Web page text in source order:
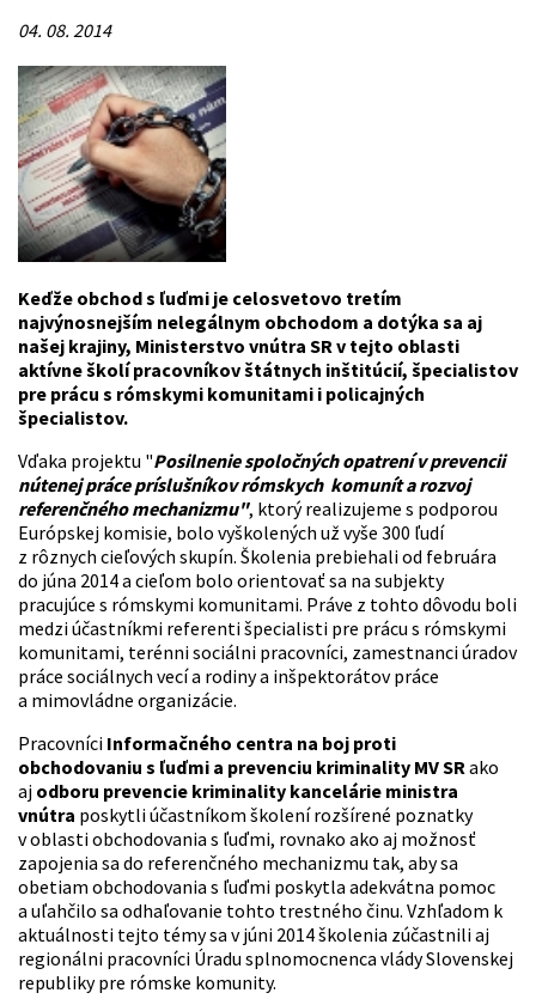
04. 08. 2014
Keďže obchod s ľuďmi je celosvetovo tretím
najvýnosnejším nelegálnym obchodom a dotýka sa aj
našej krajiny, Ministerstvo vnútra SR v tejto oblasti
aktívne školí pracovníkov štátnych inštitúcií, špecialistov
pre prácu s rómskymi komunitami i policajných
špecialistov.
Vďaka projektu "Posilnenie spoločných opatrení v prevencii
nútenej práce príslušníkov rómskych komunít a rozvoj
referenčného mechanizmu", ktorý realizujeme s podporou
Európskej komisie, bolo vyškolených už vyše 300 ľudí
z rôznych cieľových skupín. Školenia prebiehali od februára
do júna 2014 a cieľom bolo orientovať sa na subjekty
pracujúce s rómskymi komunitami. Práve z tohto dôvodu boli
medzi účastníkmi referenti špecialisti pre prácu s rómskymi
komunitami, terénni sociálni pracovníci, zamestnanci úradov
práce sociálnych vecí a rodiny a inšpektorátov práce
a mimovládne organizácie.
Pracovníci Informačného centra na boj proti
obchodovaniu s ľuďmi a prevenciu kriminality MV SRako
aj odboru prevencie kriminality kancelárie ministra
vnútra poskytli účastníkom školení rozšírené poznatky
v oblasti obchodovania s ľuďmi, rovnako ako aj možnosť
zapojenia sa do referenčného mechanizmu tak, aby sa
obetiam obchodovania s ľuďmi poskytla adekvátna pomoc
a uľahčilo sa odhaľovanie tohto trestného činu. Vzhľadom k
aktuálnosti tejto témy sa v júni 2014 školenia zúčastnili aj
regionálni pracovníci Úradu splnomocnenca vlády Slovenskej
republiky pre rómske komunity.